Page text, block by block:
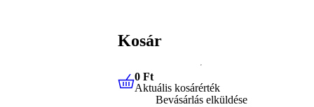
Kosár
0 FtAktuális kosárérték
0 Ft
Aktuális kosárérték
Bevásárlás elküldése